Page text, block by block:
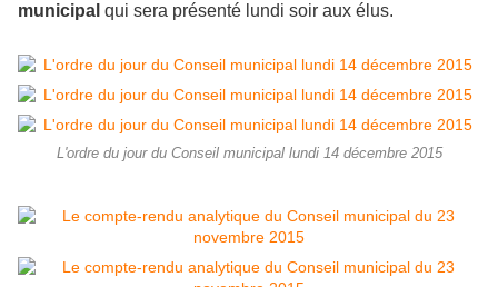
municipal qui sera présenté lundi soir aux élus.
L'ordre du jour du Conseil municipal lundi 14 décembre 2015